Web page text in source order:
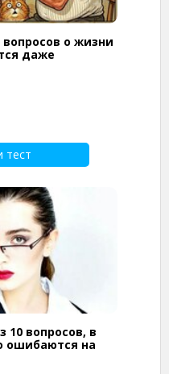
вопросов о жизни
даже
тест
10 вопросов, в
ошибаются на